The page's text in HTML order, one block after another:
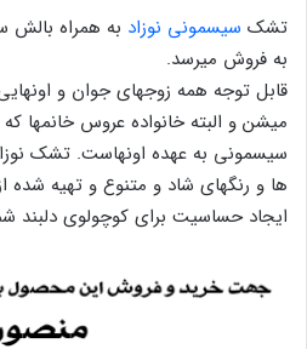
تشک سیسمونی نوزاد به همراه
به فروش میرسد.
قابل توجه همه زوجهای جوان و
میشن و البته خانواده عروس خانمها
سیسمونی به عهده اونهاست. تشک
ها و رنگهای شاد و متنوع و تهیه شده
ایجاد حساسیت برای کوچولوی دلبند